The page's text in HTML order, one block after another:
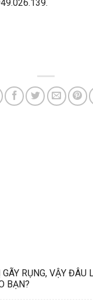
GÃY RỤNG, VẬY ĐÂU
BẠN?